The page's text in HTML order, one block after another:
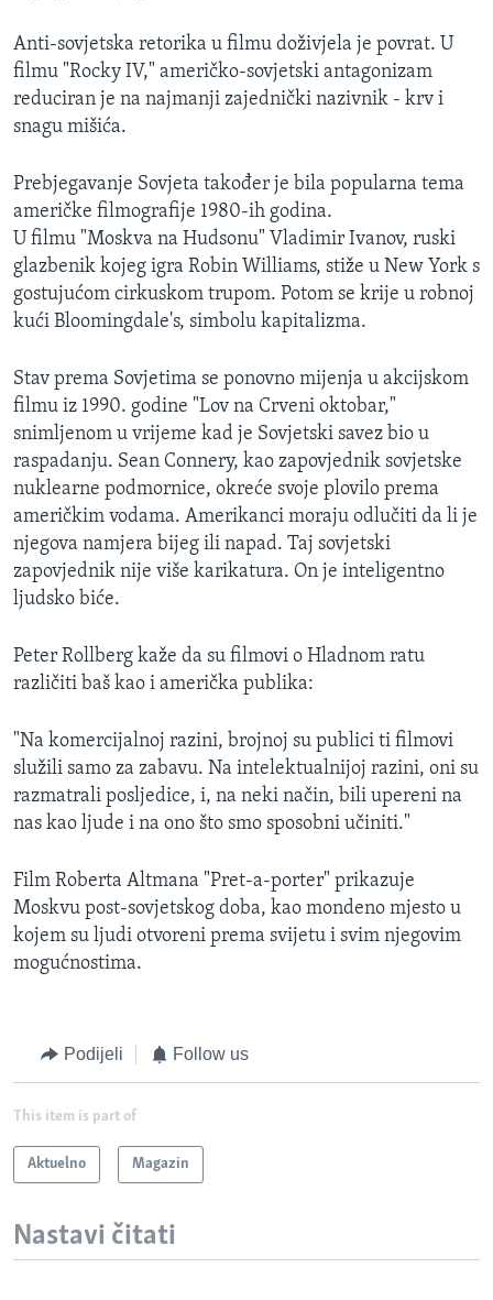
Anti-sovjetska retorika u filmu doživjela je povrat. U
filmu "Rocky IV," američko-sovjetski antagonizam
reduciran je na najmanji zajednički nazivnik - krv i
snagu mišića.
Prebjegavanje Sovjeta također je bila popularna tema
američke filmografije 1980-ih godina.
U filmu "Moskva na Hudsonu" Vladimir Ivanov, ruski
glazbenik kojeg igra Robin Williams, stiže u New York s
gostujućom cirkuskom trupom. Potom se krije u robnoj
kući Bloomingdale's, simbolu kapitalizma.
Stav prema Sovjetima se ponovno mijenja u akcijskom
filmu iz 1990. godine "Lov na Crveni oktobar,"
snimljenom u vrijeme kad je Sovjetski savez bio u
raspadanju. Sean Connery, kao zapovjednik sovjetske
nuklearne podmornice, okreće svoje plovilo prema
američkim vodama. Amerikanci moraju odlučiti da li je
njegova namjera bijeg ili napad. Taj sovjetski
zapovjednik nije više karikatura. On je inteligentno
ljudsko biće.
Peter Rollberg kaže da su filmovi o Hladnom ratu
različiti baš kao i američka publika:
"Na komercijalnoj razini, brojnoj su publici ti filmovi
služili samo za zabavu. Na intelektualnijoj razini, oni su
razmatrali posljedice, i, na neki način, bili upereni na
nas kao ljude i na ono što smo sposobni učiniti."
Film Roberta Altmana "Pret-a-porter" prikazuje
Moskvu post-sovjetskog doba, kao mondeno mjesto u
kojem su ljudi otvoreni prema svijetu i svim njegovim
mogućnostima.
Podijeli Follow us
This item is part of
Aktuelno Magazin
Nastavi čitati